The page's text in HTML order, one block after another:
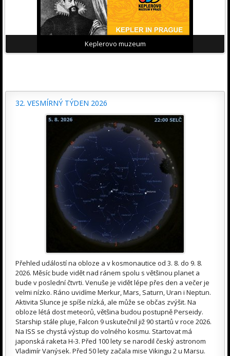
Keplerovo muzeum
32. VESMÍRNÝ TÝDEN 2026
Přehled událostí na obloze a v kosmonautice od 3. 8. do 9. 8.
2026. Měsíc bude vidět nad ránem spolu s většinou planet a
bude v poslední čtvrti. Venuše je vidět lépe přes den a večer je
velmi nízko. Ráno uvidíme Merkur, Mars, Saturn, Uran i Neptun.
Aktivita Slunce je spíše nízká, ale může se občas zvýšit. Na
obloze létá dost meteorů, většina budou postupně Perseidy.
Starship stále pluje, Falcon 9 uskutečnil již 90 startů v roce 2026.
Na ISS se chystá výstup do volného kosmu. Startovat má
japonská raketa H-3. Před 100 lety se narodil český astronom
Vladimír Vanýsek. Před 50 lety začala mise Vikingu 2 u Marsu.